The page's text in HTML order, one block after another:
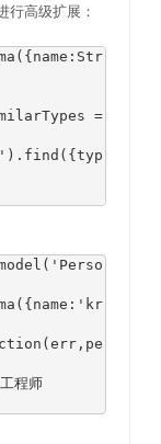
行高级扩展：
({ name : Str
=
). find ({ typ
( 'Perso
({ name : 'kr
( err , pe
程师